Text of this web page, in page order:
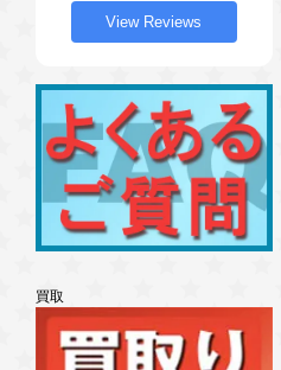
View Reviews
買取